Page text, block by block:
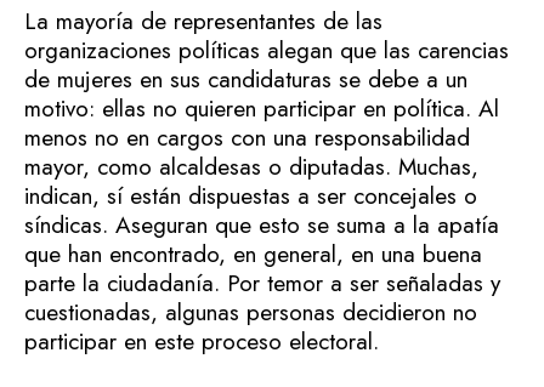
La mayoría de representantes de las
organizaciones políticas alegan que las carencias
de mujeres en sus candidaturas se debe a un
motivo: ellas no quieren participar en política. Al
menos no en cargos con una responsabilidad
mayor, como alcaldesas o diputadas. Muchas,
indican, sí están dispuestas a ser concejales o
síndicas. Aseguran que esto se suma a la apatía
que han encontrado, en general, en una buena
parte la ciudadanía. Por temor a ser señaladas y
cuestionadas, algunas personas decidieron no
participar en este proceso electoral.